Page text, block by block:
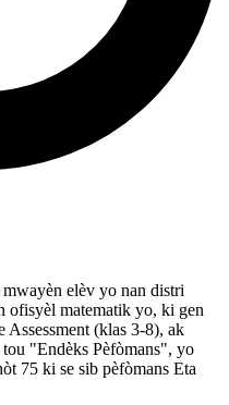
elèv yo nan distri
ofisyèl matematik yo, ki gen
(klas 3-8), ak
"Endèks Pèfòmans", yo
75 ki se sib pèfòmans Eta